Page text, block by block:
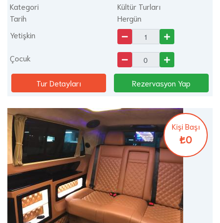
Kategori
Kültür Turları
Tarih
Hergün
Yetişkin
Çocuk
Tur Detayları Rezervasyon Yap
Kişi Başı
₺0